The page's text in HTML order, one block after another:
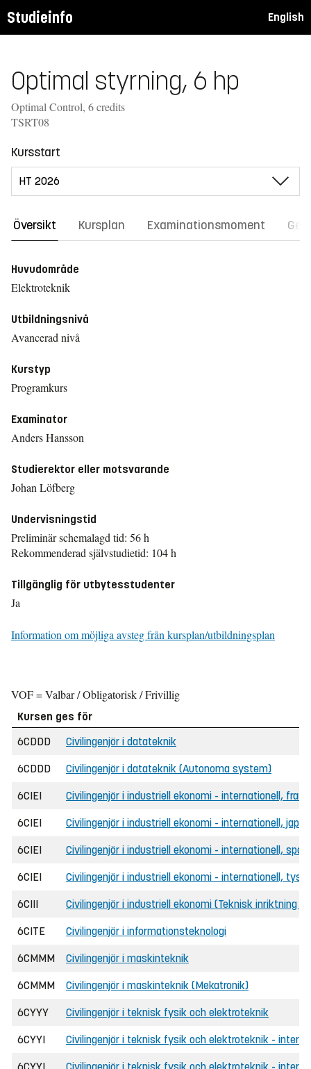
Studieinfo English
Optimal styrning, 6 hp
Optimal Control, 6 credits
TSRT08
Kursstart
Översikt Kursplan Examinationsmoment
Huvudområde
Elektroteknik
Utbildningsnivå
Avancerad nivå
Kurstyp
Programkurs
Examinator
Anders Hansson
Studierektor eller motsvarande
Johan Löfberg
Undervisningstid
Preliminär schemalagd tid: 56 h
Rekommenderad självstudietid: 104 h
Tillgänglig för utbytesstudenter
Ja
Information om möjliga avsteg från kursplan/utbildningsplan
VOF = Valbar / Obligatorisk / Frivillig
Kursen ges för
6CDDD
Civilingenjör i datateknik
6CDDD Civilingenjör i datateknik (Autonoma system)
6CIEI Civilingenjör i industriell ekonomi - internationell,
6CIEI Civilingenjör i industriell ekonomi - internationell,
6CIEI Civilingenjör i industriell ekonomi - internationell,
6CIEI Civilingenjör i industriell ekonomi - internationell,
6CIII Civilingenjör i industriell ekonomi (Teknisk inriktning
6CITE Civilingenjör i informationsteknologi
6CMMM Civilingenjör i maskinteknik
6CMMM Civilingenjör i maskinteknik (Mekatronik)
6CYYY Civilingenjör i teknisk fysik och elektroteknik
6CYYI Civilingenjör i teknisk fysik och elektroteknik -